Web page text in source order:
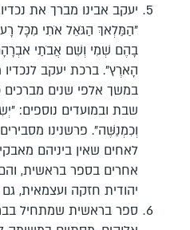
יעקב אבינו מברך את
"הַמַּלְאךְ הַגֹּאֵל אֹתִי מִכָּל רָע
בָהֶם שְׁמִי וְשֵׁם אֲבֹתַי
הָארֶץ". ברכת יעקב
במשך אלפי שנים מברכים
שבת ובמועדים נוספים:
וְכִמְנַשֶּׁה". פרשנינו
לאחים שאין ביניהם
אחרים בספר בראשית,
יהודית חזקה ועצמאית,
ספר בראשית שמתחיל